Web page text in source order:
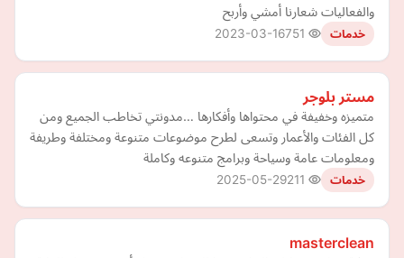
والفعاليات شعارنا أمشي وأربح
خدمات 2023-03-16
مستر بلوجر
متميزه وخفيفة في محتواها وأفكارها …مدونتي تخاطب الجميع ومن
كل الفئات والأعمار وتسعى لطرح موضوعات متنوعة ومختلفة وطريفة
ومعلومات عامة وسياحة وبرامج متنوعه وكاملة
خدمات 2025-05-29
masterclean